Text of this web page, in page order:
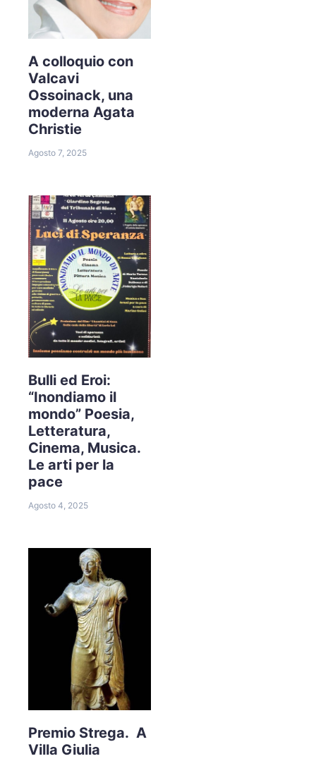
A colloquio con
Valcavi
Ossoinack, una
moderna Agata
Christie
Agosto 7, 2025
Bulli ed Eroi:
“Inondiamo il
mondo” Poesia,
Letteratura,
Cinema, Musica.
Le arti per la
pace
Agosto 4, 2025
Premio Strega. A
Villa Giulia